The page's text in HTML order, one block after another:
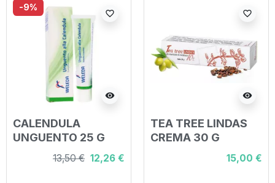
-9%
visibility
favorite_border
CALENDULA
UNGUENTO 25 G
13,50 € 12,26 €
visibility
favorite_border
TEA TREE LINDAS
CREMA 30 G
15,00 €